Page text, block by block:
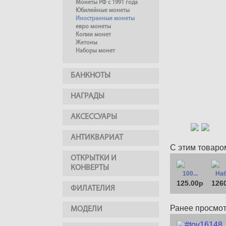
Монеты РФ с 1991 года
Юбилейные монеты
Иностранные монеты
евро монеты
Копии монет
Жетоны
Наборы монет
БАНКНОТЫ
НАГРАДЫ
АКСЕССУАРЫ
АНТИКВАРИАТ
ОТКРЫТКИ И
КОНВЕРТЫ
ФИЛАТЕЛИЯ
МОДЕЛИ
С этим
100...
125.00р
Ранее